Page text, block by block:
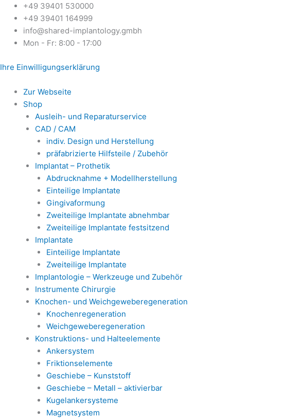
Zum
Inhalt
springen
+49 39401 530000
+49 39401 164999
info@shared-implantology.gmbh
Mon - Fr: 8:00 - 17:00
Ihre Einwilligungserklärung
Zur Webseite
Shop
Ausleih- und Reparaturservice
CAD / CAM
indiv. Design und Herstellung
präfabrizierte Hilfsteile / Zubehör
Implantat – Prothetik
Abdrucknahme + Modellherstellung
Einteilige Implantate
Gingivaformung
Zweiteilige Implantate abnehmbar
Zweiteilige Implantate festsitzend
Implantate
Einteilige Implantate
Zweiteilige Implantate
Implantologie – Werkzeuge und Zubehör
Instrumente Chirurgie
Knochen- und Weichgeweberegeneration
Knochenregeneration
Weichgeweberegeneration
Konstruktions- und Halteelemente
Ankersystem
Friktionselemente
Geschiebe – Kunststoff
Geschiebe – Metall – aktivierbar
Kugelankersysteme
Magnetsystem